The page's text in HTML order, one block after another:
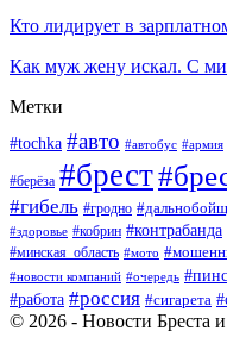
Кто лидирует в
Как муж жену искал. С
Метки
#tochka #авто #автобус #армия
#берёза #брест
#гибель #гродно
#здоровье #кобрин #контрабанда
#минская_область #мото
#новости компаний #очередь
#работа #россия #сигарета
© 2026 - Новости Бреста